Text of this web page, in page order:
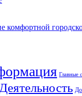
комфортной
Главные
Деятельность